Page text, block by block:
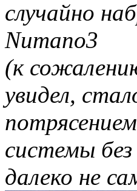
случайно
Numano3
(к
увидел,
системы
далеко не